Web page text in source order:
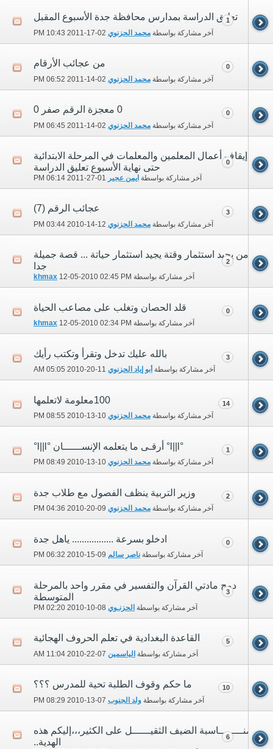
تعليق الدراسة بمدارس محافظة جدة الأسبوع المقبل
آخر مشاركة بواسطة محمد الحزنوي 02-17-2011
10:43 PM
1
من عجائب الأرقام
آخر مشاركة بواسطة محمد الحزنوي 02-14-2011
06:52 PM
0
0 معجزة الرقم صفر 0
آخر مشاركة بواسطة محمد الحزنوي 02-14-2011
06:45 PM
0
إيقاف أعمال المعلمين والمعلمات في المرحلة الابتدائية
حتى نهاية الأسبوع تعليق الدراسة
آخر مشاركة بواسطة ايمن عجير 01-27-2011
06:14 PM
0
عجائب الرقم (7)
آخر مشاركة بواسطة محمد الحزنوي 12-14-2010
03:44 PM
3
من يجيد استثمار وقتة يجيد استثمار حياتة ... قصة جميلة
جدا
آخر مشاركة بواسطة khmax 12-05-2010 02:45 PM
2
قلد الحصان وتغلب على مصاعب الحياة
آخر مشاركة بواسطة khmax 12-05-2010 02:34 PM
0
بالله عليك تدخل وتقرأ وتكتب رأيك
آخر مشاركة بواسطة أبو إياد الحزنوي 11-20-2010
05:05 AM
3
100معلومة لاتعلمها
آخر مشاركة بواسطة محمد الحزنوي 10-13-2010
08:55 PM
14
°l||l° أرقـى ما يتعلمه الإنســــــان °l||l°
آخر مشاركة بواسطة محمد الحزنوي 10-13-2010
08:49 PM
1
وزير التربية ينظف الفصول مع طلاب جدة
آخر مشاركة بواسطة محمد الحزنوي 09-20-2010
04:36 PM
2
ادخلو بسرعة ................. ياهل جدة
آخر مشاركة بواسطة ناصر سالم 09-15-2010
06:32 PM
0
دمج مادتي القرآن والتفسير في مقرر واحد بالمرحلة
المتوسطة
آخر مشاركة بواسطة الحزنـوي 08-10-2010
02:20 PM
3
القاعدة البغدادية في تعلم الحروف الهجائية
آخر مشاركة بواسطة الياسمين 07-22-2010
11:04 AM
5
ما حكم وقوف الطلبة تحية للمدرس ؟؟؟
آخر مشاركة بواسطة ولد الجنوب 07-13-2010
08:29 PM
10
بمنــــــــاسبة الضيف الثقيــــــل على الكثير،،،إليكم هذه
الهدية..
6